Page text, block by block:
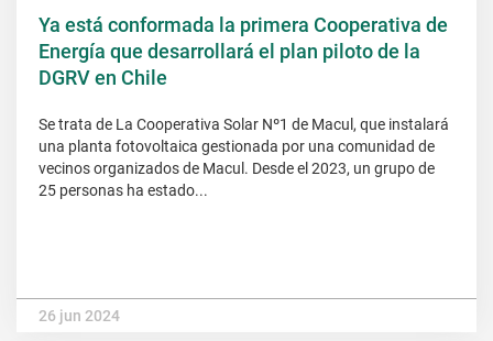
Ya está conformada la primera Cooperativa de
Energía que desarrollará el plan piloto de la
DGRV en Chile
Se trata de La Cooperativa Solar Nº1 de Macul, que instalará
una planta fotovoltaica gestionada por una comunidad de
vecinos organizados de Macul. Desde el 2023, un grupo de
25 personas ha estado...
26 jun 2024